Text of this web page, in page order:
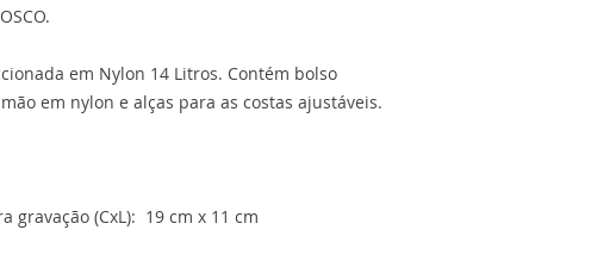
em Nylon 14 Litros. Contém bolso
em nylon e alças para as costas ajustáveis.
gravação (CxL): 19 cm x 11 cm